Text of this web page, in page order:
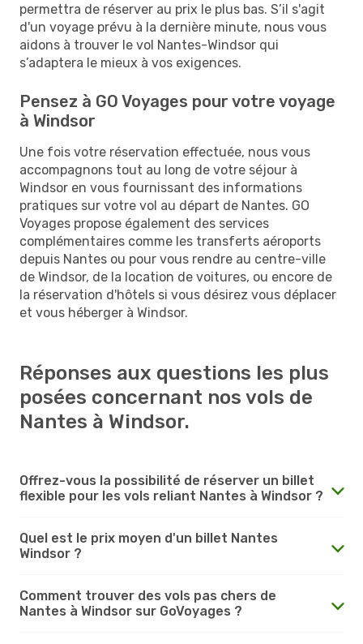
permettra de réserver au prix le plus bas. S’il s'agit
d'un voyage prévu à la dernière minute, nous vous
aidons à trouver le vol Nantes-Windsor qui
s’adaptera le mieux à vos exigences.
Pensez à GO Voyages pour votre voyage
à Windsor
Une fois votre réservation effectuée, nous vous
accompagnons tout au long de votre séjour à
Windsor en vous fournissant des informations
pratiques sur votre vol au départ de Nantes. GO
Voyages propose également des services
complémentaires comme les transferts aéroports
depuis Nantes ou pour vous rendre au centre-ville
de Windsor, de la location de voitures, ou encore de
la réservation d'hôtels si vous désirez vous déplacer
et vous héberger à Windsor.
Réponses aux questions les plus
posées concernant nos vols de
Nantes à Windsor.
Offrez-vous la possibilité de réserver un billet
flexible pour les vols reliant Nantes à Windsor ?
Quel est le prix moyen d'un billet Nantes
Windsor ?
Comment trouver des vols pas chers de
Nantes à Windsor sur GoVoyages ?